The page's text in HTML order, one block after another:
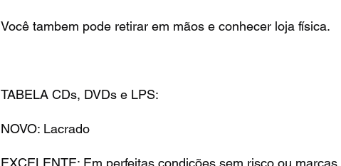
Você tambem pode retirar em mãos e conhecer loja física.
TABELA CDs, DVDs e LPS:
NOVO: Lacrado
EXCELENTE: Em perfeitas condições sem risco ou marcas